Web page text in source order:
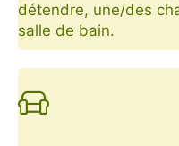
détendre, une/des
salle de bain.